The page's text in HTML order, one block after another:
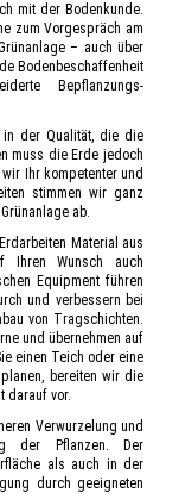
mit der Bodenkunde.
zum Vorgespräch am
– auch über
Bodenbeschaffenheit
Bepflanzungs-
in der Qualität, die die
muss die Erde jedoch
Ihr kompetenter und
stimmen wir ganz
ab.
Material aus
Ihren Wunsch auch
Equipment führen
und verbessern bei
von Tragschichten.
und übernehmen auf
einen Teich oder eine
bereiten wir die
darauf vor.
Verwurzelung und
der Pflanzen. Der
als auch in der
durch geeigneten